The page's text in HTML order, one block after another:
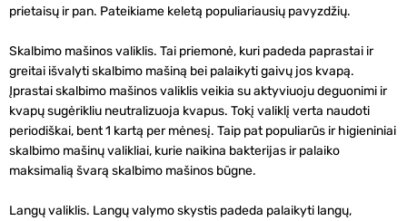
prietaisų ir pan. Pateikiame keletą populiariausių pavyzdžių.
Skalbimo mašinos valiklis. Tai priemonė, kuri padeda paprastai ir
greitai išvalyti skalbimo mašiną bei palaikyti gaivų jos kvapą.
Įprastai skalbimo mašinos valiklis veikia su aktyviuoju deguonimi ir
kvapų sugėrikliu neutralizuoja kvapus. Tokį valiklį verta naudoti
periodiškai, bent 1 kartą per mėnesį. Taip pat populiarūs ir higieniniai
skalbimo mašinų valikliai, kurie naikina bakterijas ir palaiko
maksimalią švarą skalbimo mašinos būgne.
Langų valiklis. Langų valymo skystis padeda palaikyti langų,